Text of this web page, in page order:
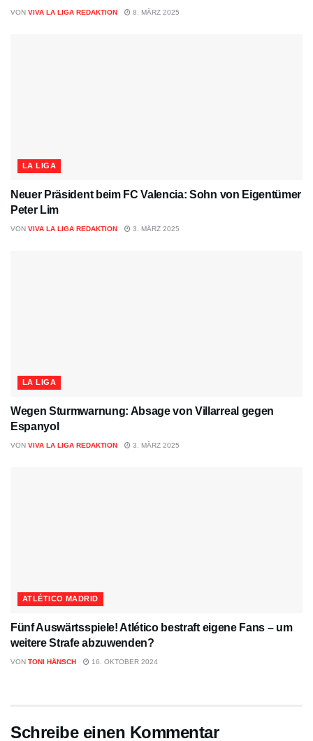
VON VIVA LA LIGA REDAKTION 8. MÄRZ 2025
LA LIGA
Neuer Präsident beim FC Valencia: Sohn von Eigentümer
Peter Lim
VON VIVA LA LIGA REDAKTION 3. MÄRZ 2025
LA LIGA
Wegen Sturmwarnung: Absage von Villarreal gegen
Espanyol
VON VIVA LA LIGA REDAKTION 3. MÄRZ 2025
ATLÉTICO MADRID
Fünf Auswärtsspiele! Atlético bestraft eigene Fans – um
weitere Strafe abzuwenden?
VON TONI HÄNSCH 16. OKTOBER 2024
Schreibe einen Kommentar